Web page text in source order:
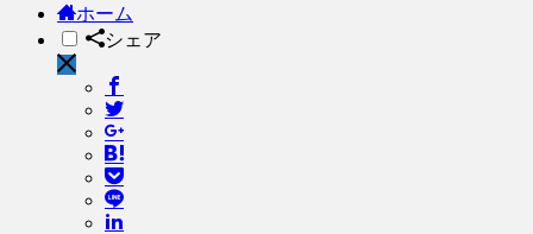
Powered by livedoor 相互RSS
ホーム
シェア